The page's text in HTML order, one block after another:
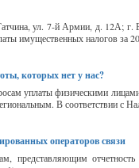
ул. 7-й Армии, д. 12А;
имущественных налогов за
которых нет у нас?
уплаты физическими
В соответствии с
операторов связи
представляющим